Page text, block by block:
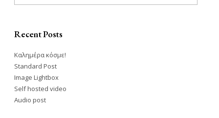
Recent Posts
Καλημέρα κόσμε!
Standard Post
Image Lightbox
Self hosted video
Audio post